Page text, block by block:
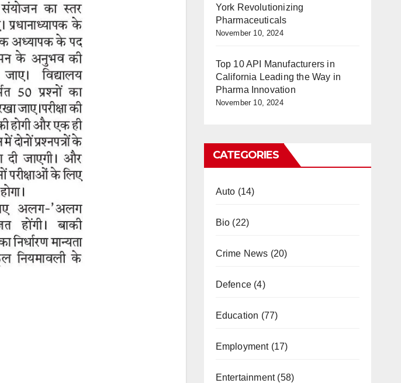
York Revolutionizing
Pharmaceuticals
November 10, 2024
Top 10 API Manufacturers in
California Leading the Way in
Pharma Innovation
November 10, 2024
CATEGORIES
Auto (14)
Bio (22)
Crime News (20)
Defence(4)
Education (77)
Employment(17)
Entertainment(58)